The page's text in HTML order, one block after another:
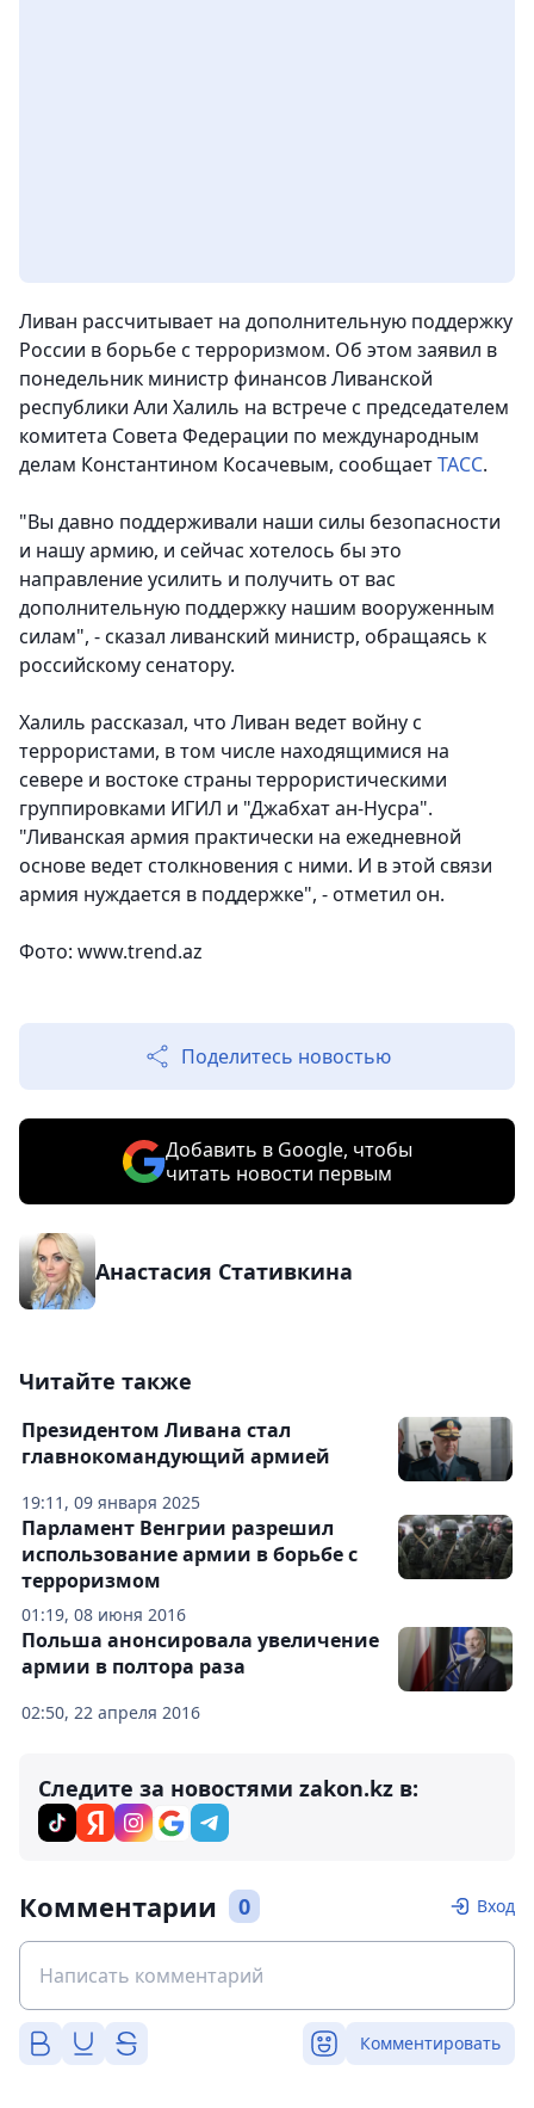
Ливан рассчитывает на дополнительную поддержку
России в борьбе с терроризмом. Об этом заявил в
понедельник министр финансов Ливанской
республики Али Халиль на встрече с председателем
комитета Совета Федерации по международным
делам Константином Косачевым, сообщаетТАСС.
"Вы давно поддерживали наши силы безопасности
и нашу армию, и сейчас хотелось бы это
направление усилить и получить от вас
дополнительную поддержку нашим вооруженным
силам", - сказал ливанский министр, обращаясь к
российскому сенатору.
Халиль рассказал, что Ливан ведет войну с
террористами, в том числе находящимися на
севере и востоке страны террористическими
группировками ИГИЛ и "Джабхат ан-Нусра".
"Ливанская армия практически на ежедневной
основе ведет столкновения с ними. И в этой связи
армия нуждается в поддержке", - отметил он.
Фото: www.trend.az
Поделитесь новостью
Добавить в Google, чтобы
читать новости первым
Анастасия Стативкина
Читайте также
19:11, 09 января 2025
Президентом Ливана стал
главнокомандующий армией
01:19, 08 июня 2016
Парламент Венгрии разрешил
использование армии в борьбе с
терроризмом
02:50, 22 апреля 2016
Польша анонсировала увеличение
армии в полтора раза
Следите за новостями zakon.kz в:
Комментарии 0 Вход
Комментировать